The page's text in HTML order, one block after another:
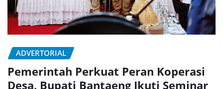
ADVERTORIAL
Pemerintah Perkuat Peran Koperasi
Desa, Bupati Bantaeng Ikuti Seminar